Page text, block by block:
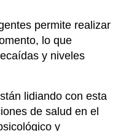
permite realizar
lo que
y niveles
lidiando con esta
de salud en el
y